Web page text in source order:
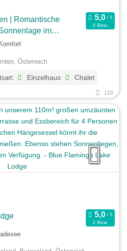
| Romantische
im
2 Bew.
Österreich
Einzelhaus Chalet
110
2 Bew.